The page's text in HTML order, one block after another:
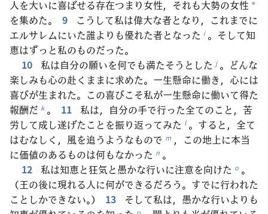
人を大いに喜ばせる存在つまり女性，それも大勢の女性 *
を集めた。 9
こうして私は偉大な者となり，これまでに
エルサレムにいた誰よりも優れた者となった i 。そして知
恵はずっと私のものだった。
10
私は自分の願いを何でも満たそうとした j 。どんな
楽しみも心の赴くままに求めた。一生懸命に働き，心には
喜びが生まれた。この喜びこそ私が一生懸命に働いて得た
報酬だ k 。 11
私は，自分の手で行った全てのこと，苦
労して成し遂げたことを振り返ってみた l 。すると，全て
はむなしく，風を追うようなもので m ，この地上に本当
に価値のあるものは何もなかった n 。
12
私は知恵と狂気と愚かな行いに注意を向けた o 。
（王の後に現れる人に何ができるだろう。すでに行われた
ことしかできない。）
13
そして私は，愚かな行いよりも